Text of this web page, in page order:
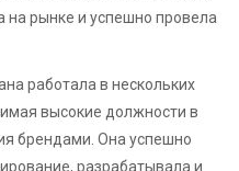
на рынке и успешно провела
работала в нескольких
высокие должности в
брендами. Она успешно
разрабатывала и